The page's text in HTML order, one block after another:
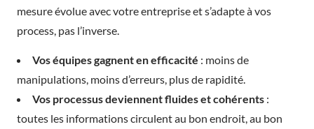
mesure évolue avec votre entreprise et s’adapte à vos
process, pas l’inverse.
Vos équipes gagnent en efficacité : moins de
manipulations, moins d’erreurs, plus de rapidité.
Vos processus deviennent fluides et cohérents :
toutes les informations circulent au bon endroit, au bon